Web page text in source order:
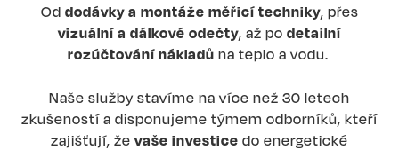
Od dodávky a montáže měřicí techniky, přes
vizuální a dálkové odečty, až po detailní
rozúčtování nákladů na teplo a vodu.
Naše služby stavíme na více než 30 letech
zkušeností a disponujeme týmem odborníků, kteří
zajišťují, ževaše investice do energetické